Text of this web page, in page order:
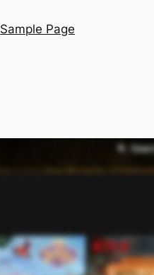
Sample Page